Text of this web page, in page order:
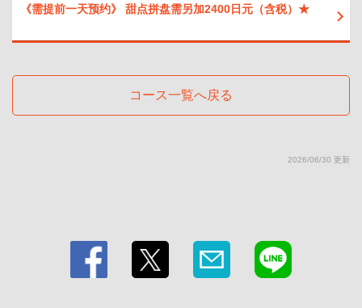
《需提前一天预约》 甜点拼盘需另加2400日元（含税）★
コース一覧へ戻る
2026/06/30 更新
茨城県つくば市春日４－１－１